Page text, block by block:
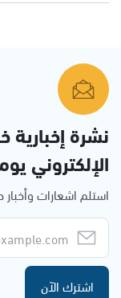
نشرة
الإلكتروني
استلم اشعارات
اشترك الآن